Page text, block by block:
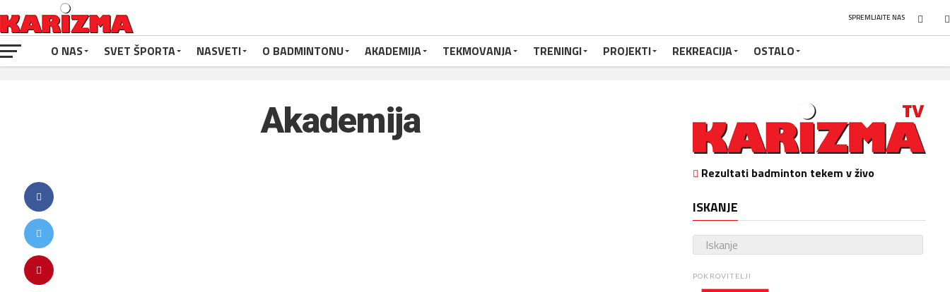
SPREMLJAJTE NAS
O NAS SVET ŠPORTA NASVETI O BADMINTONU AKADEMIJA TEKMOVANJA TRENINGI PROJEKTI REKREACIJA OSTALO
Akademija
Rezultati badminton tekem v živo
ISKANJE
POKROVITELJI